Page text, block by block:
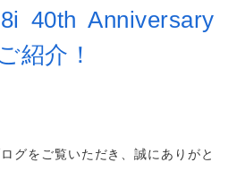
40th Anniversary
紹介！
グをご覧いただき、誠にありがと